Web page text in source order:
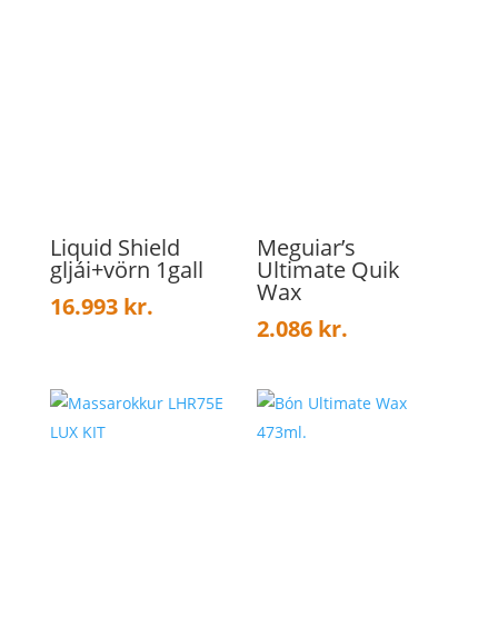
Liquid Shield
gljái+vörn 1gall
16.993 kr.
Meguiar’s
Ultimate Quik
Wax
2.086 kr.